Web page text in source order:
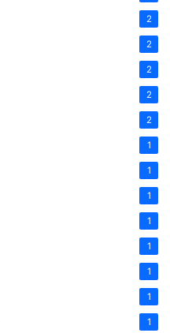
2
2
2
2
2
1
1
1
1
1
1
1
1